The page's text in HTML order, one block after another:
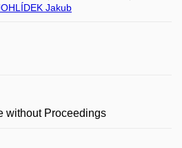
Jakub
without Proceedings